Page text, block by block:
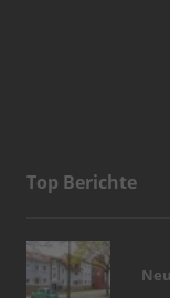
Top Berichte